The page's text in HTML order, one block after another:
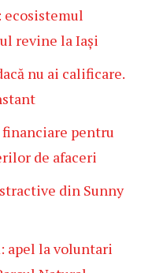
revine la Iași
nu ai calificare.
pentru
de afaceri
din Sunny
apel la voluntari